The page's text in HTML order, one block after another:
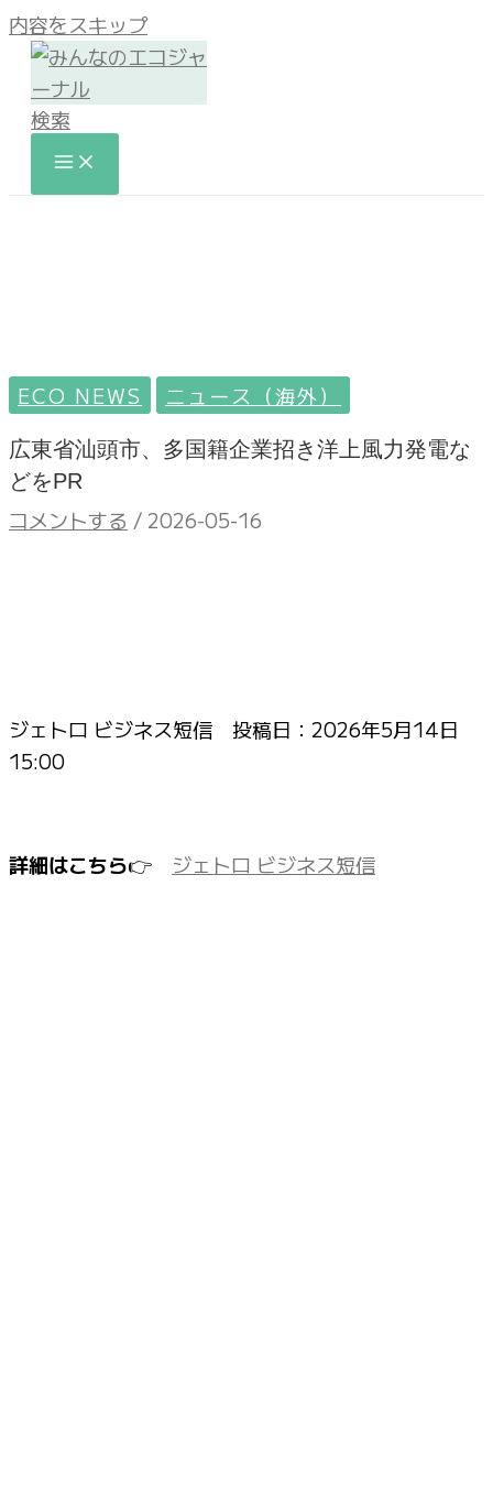
内容をスキップ
検索
ECO NEWS ニュース（海外）
広東省汕頭市、多国籍企業招き洋上風力発電な
どをPR
コメントする / 2026-05-16
ジェトロ ビジネス短信 投稿日： 2026年5月14日
15:00
詳細はこちら👉 ジェトロ ビジネス短信